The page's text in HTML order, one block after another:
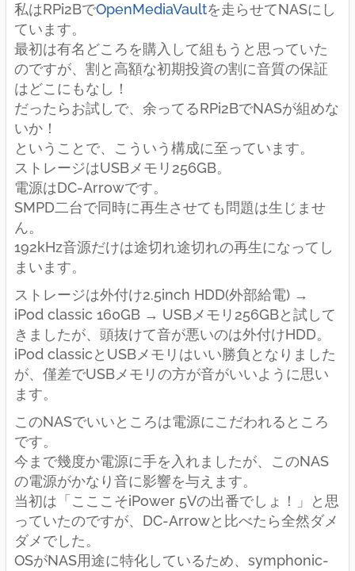
私はRPi2BでOpenMediaVaultを走らせてNASにし
ています。
最初は有名どころを購入して組もうと思っていた
のですが、割と高額な初期投資の割に音質の保証
はどこにもなし！
だったらお試しで、余ってるRPi2BでNASが組めな
いか！
ということで、こういう構成に至っています。
ストレージはUSBメモリ256GB。
電源はDC-Arrowです。
SMPD二台で同時に再生させても問題は生じませ
ん。
192kHz音源だけは途切れ途切れの再生になってし
まいます。
ストレージは外付け2.5inch HDD(外部給電) →
iPod classic 160GB → USBメモリ256GBと試して
きましたが、頭抜けて音が悪いのは外付けHDD。
iPod classicとUSBメモリはいい勝負となりました
が、僅差でUSBメモリの方が音がいいように思い
ます。
このNASでいいところは電源にこだわれるところ
です。
今まで幾度か電源に手を入れましたが、このNAS
の電源がかなり音に影響を与えます。
当初は「こここそiPower 5Vの出番でしょ！」と思
っていたのですが、DC-Arrowと比べたら全然ダメ
ダメでした。
OSがNAS用途に特化しているため、symphonic-